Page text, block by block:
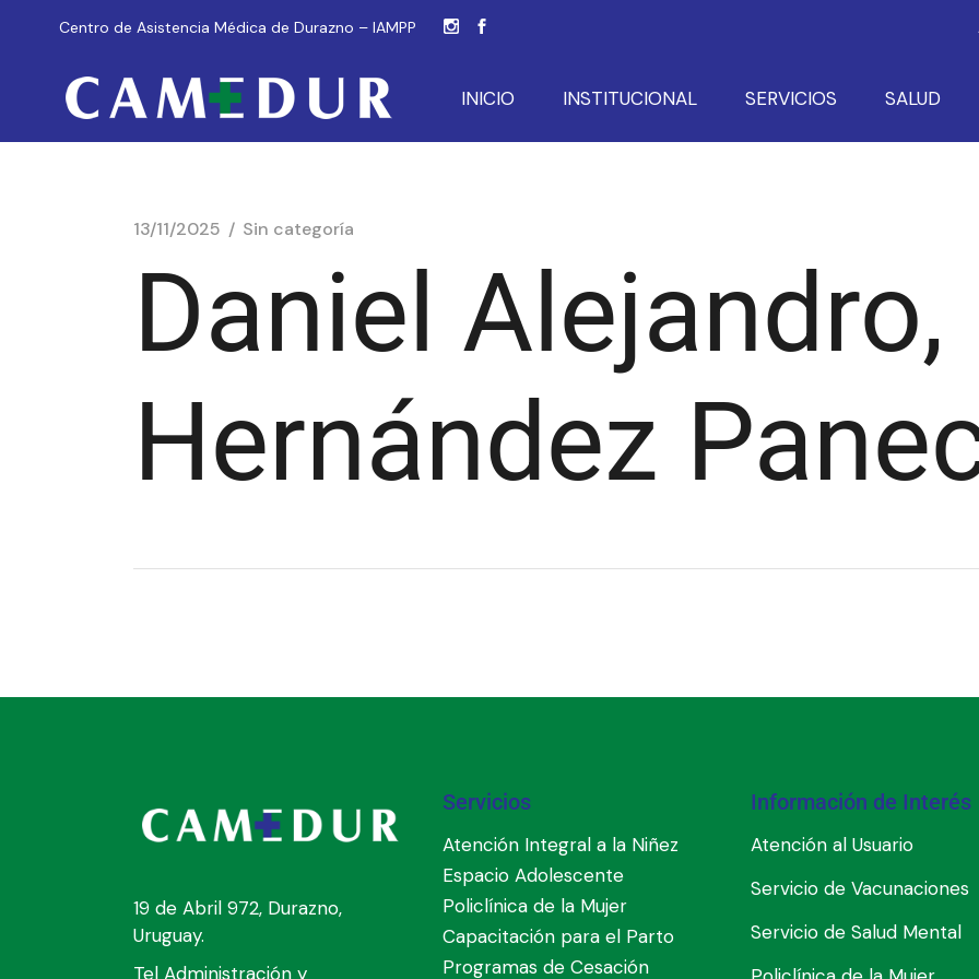
Centro de Asistencia Médica de Durazno – IAMPP
INICIO INSTITUCIONAL SERVICIOS SALUD
13/11/2025 Sin categoría
Daniel Alejandro,
Hernández
19 de Abril 972, Durazno,
Uruguay.
Tel Administración y
Servicios
Atención Integral a la Niñez
Espacio Adolescente
Policlínica de la Mujer
Capacitación para el Parto
Programas de Cesación
Información de Interés
Atención al Usuario
Servicio de Vacunaciones
Servicio de Salud Mental